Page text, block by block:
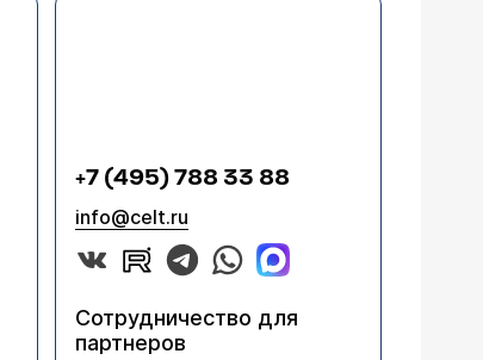
+7 (495) 788 33 88
info@celt.ru
Сотрудничество для
партнеров